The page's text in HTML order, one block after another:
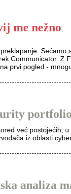
me nežno
Sećamo
Communicator. Z
prvi pogled -
već postojećih,
iz oblasti
analiza